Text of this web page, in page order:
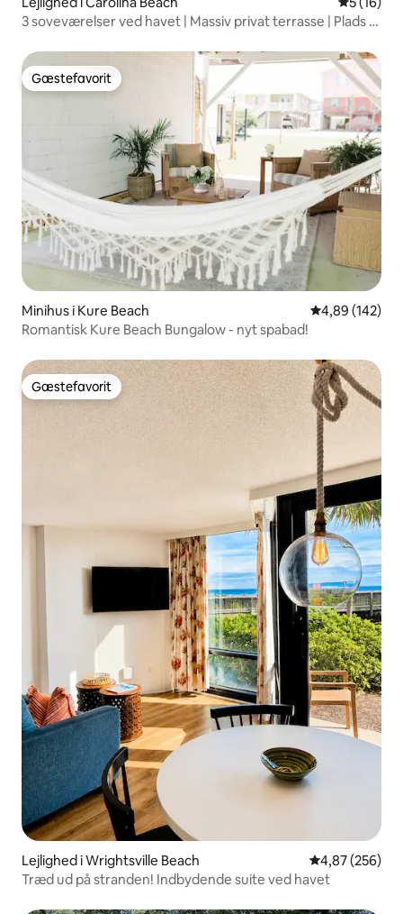
3 soveværelser ved havet | Massiv privat terrasse | Plads til
Gæstefavorit
Gæstefavorit
Minihus i Kure Beach 4,89 ud af 5 i
4,89 (142)
Romantisk Kure Beach Bungalow - nyt spabad!
Gæstefavorit
Gæstefavorit
Lejlighed i Wrightsville Beach 4,87 ud af 5 i
4,87 (256)
Træd ud på stranden! Indbydende suite ved havet